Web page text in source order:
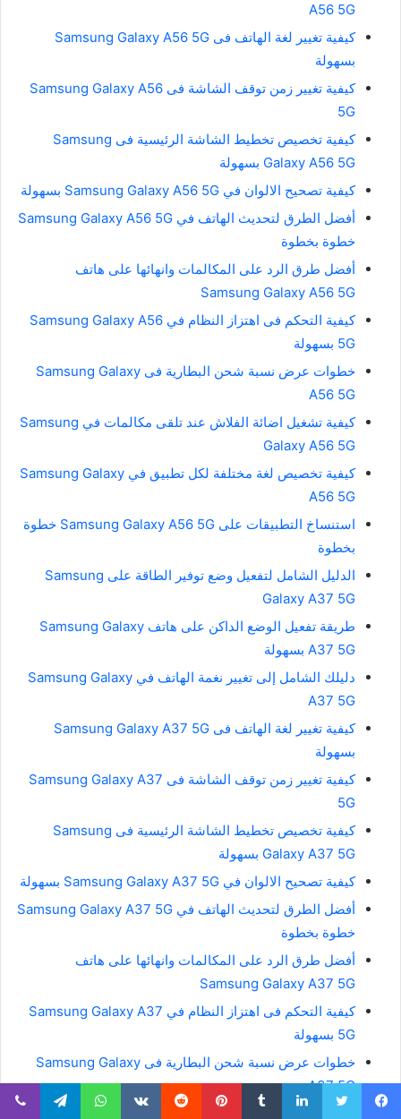
A56 5G
كيفية تغيير لغة الهاتف فى Samsung Galaxy A56 5G
بسهولة
كيفية تغيير زمن توقف الشاشة فى Samsung Galaxy A56
5G
كيفية تخصيص تخطيط الشاشة الرئيسية فى Samsung
Galaxy A56 5G بسهولة
كيفية تصحيح الالوان في Samsung Galaxy A56 5G بسهولة
أفضل الطرق لتحديث الهاتف في Samsung Galaxy A56 5G
خطوة بخطوة
أفضل طرق الرد على المكالمات وانهائها على هاتف
Samsung Galaxy A56 5G
كيفية التحكم فى اهتزاز النظام في Samsung Galaxy A56
5G بسهولة
خطوات عرض نسبة شحن البطارية فى Samsung Galaxy
A56 5G
كيفية تشغيل اضائة الفلاش عند تلقى مكالمات في Samsung
Galaxy A56 5G
كيفية تخصيص لغة مختلفة لكل تطبيق في Samsung Galaxy
A56 5G
استنساخ التطبيقات على Samsung Galaxy A56 5G خطوة
بخطوة
الدليل الشامل لتفعيل وضع توفير الطاقة على Samsung
Galaxy A37 5G
طريقة تفعيل الوضع الداكن على هاتف Samsung Galaxy
A37 5G بسهولة
دليلك الشامل إلى تغيير نغمة الهاتف في Samsung Galaxy
A37 5G
كيفية تغيير لغة الهاتف فى Samsung Galaxy A37 5G
بسهولة
كيفية تغيير زمن توقف الشاشة فى Samsung Galaxy A37
5G
كيفية تخصيص تخطيط الشاشة الرئيسية فى Samsung
Galaxy A37 5G بسهولة
كيفية تصحيح الالوان في Samsung Galaxy A37 5G بسهولة
أفضل الطرق لتحديث الهاتف في Samsung Galaxy A37 5G
خطوة بخطوة
أفضل طرق الرد على المكالمات وانهائها على هاتف
Samsung Galaxy A37 5G
كيفية التحكم فى اهتزاز النظام في Samsung Galaxy A37
5G بسهولة
خطوات عرض نسبة شحن البطارية فى Samsung Galaxy
A37 5G